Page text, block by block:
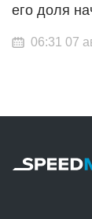
его доля
06:31 07